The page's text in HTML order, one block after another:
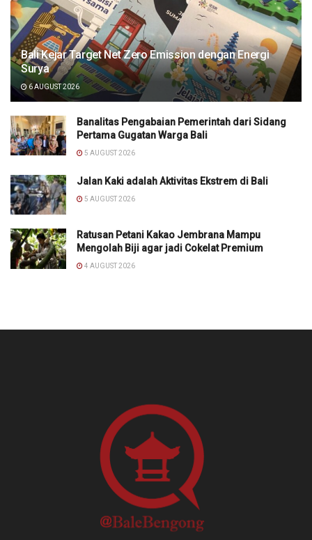
Bali Kejar Target Net Zero Emission dengan Energi
Surya
6 AUGUST 2026
Banalitas Pengabaian Pemerintah dari Sidang
Pertama Gugatan Warga Bali
5 AUGUST 2026
Jalan Kaki adalah Aktivitas Ekstrem di Bali
5 AUGUST 2026
Ratusan Petani Kakao Jembrana Mampu
Mengolah Biji agar jadi Cokelat Premium
4 AUGUST 2026